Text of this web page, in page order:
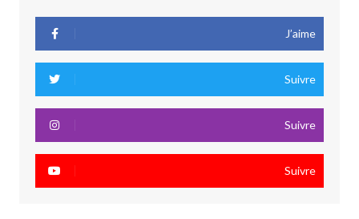
J’aime
Suivre
Suivre
Suivre